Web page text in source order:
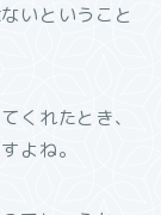
いということ
くれたとき、
よね。